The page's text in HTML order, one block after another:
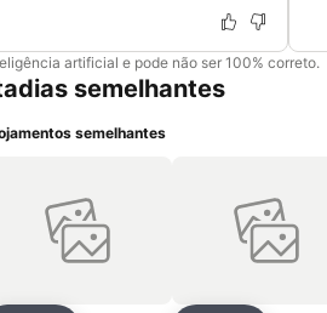
artificial e pode não ser 100% correto.
semelhantes
semelhantes